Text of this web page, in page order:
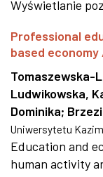
Wyświetlanie
Professional
based
Tomaszewska-
Ludwikowska,
Dominika;
Uniwersytetu
Education and
human activity